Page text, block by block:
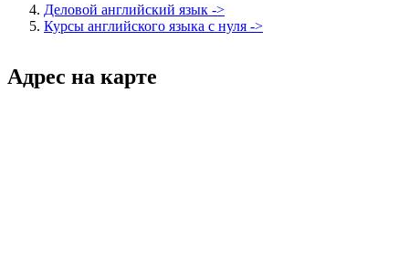
Деловой английский язык ->
Курсы английского языка с нуля ->
Адрес на карте